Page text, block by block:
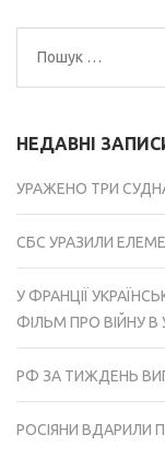
Пошук:
НЕДАВНІ
УРАЖЕНО ТРИ
СБС УРАЗИЛИ
У ФРАНЦІЇ
ФІЛЬМ ПРО ВІЙНУ В
РФ ЗА ТИЖДЕНЬ
РОСІЯНИ